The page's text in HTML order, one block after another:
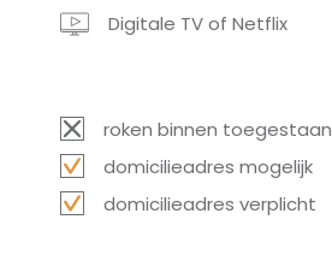
Digitale TV of Netflix
roken binnen toegestaan
domicilieadres mogelijk
domicilieadres verplicht